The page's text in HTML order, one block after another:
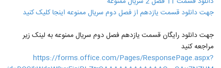
جهت دانلود قسمت یازدهم از فصل دوم سریال ممنوعه اینجا کلیک کنید
جهت دانلود رایگان قسمت یازدهم فصل دوم سریال ممنوعه به لینک زیر
مراجعه کنید
https://forms.office.com/Pages/ResponsePage.aspx?